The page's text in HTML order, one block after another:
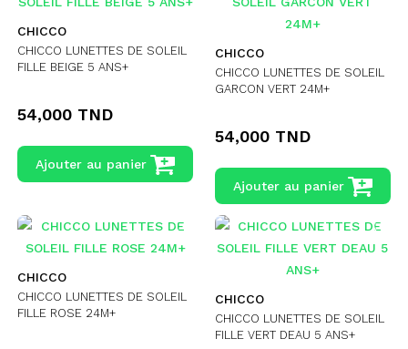
CHICCO
CHICCO LUNETTES DE SOLEIL
FILLE BEIGE 5 ANS+
54,000 TND
Ajouter au panier
CHICCO
CHICCO LUNETTES DE SOLEIL
GARCON VERT 24M+
54,000 TND
Ajouter au panier
CHICCO
CHICCO LUNETTES DE SOLEIL
FILLE ROSE 24M+
CHICCO
CHICCO LUNETTES DE SOLEIL
FILLE VERT DEAU 5 ANS+